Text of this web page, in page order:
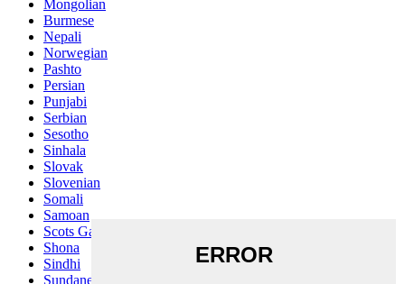
Mongolian
Burmese
Nepali
Norwegian
Pashto
Persian
Punjabi
Serbian
Sesotho
Sinhala
Slovak
Slovenian
Somali
Samoan
Scots Gaelic
Shona
Sindhi
Sundanese